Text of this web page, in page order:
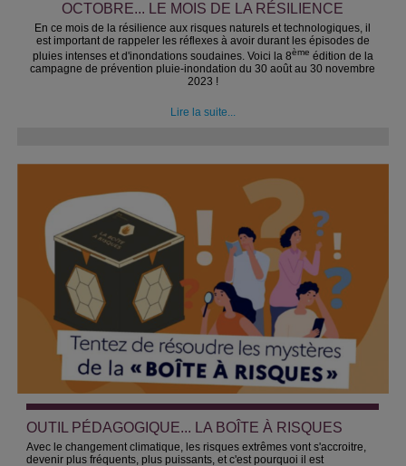
OCTOBRE... LE MOIS DE LA RÉSILIENCE
En ce mois de la résilience aux risques naturels et technologiques, il
est important de rappeler les réflexes à avoir durant les épisodes de
pluies intenses et d'inondations soudaines. Voici la 8ème édition de la
campagne de prévention pluie-inondation du 30 août au 30 novembre
2023 !
Lire la suite...
OUTIL PÉDAGOGIQUE... LA BOÎTE À RISQUES
Avec le changement climatique, les risques extrêmes vont s'accroitre,
devenir plus fréquents, plus puissants, et c'est pourquoi il est